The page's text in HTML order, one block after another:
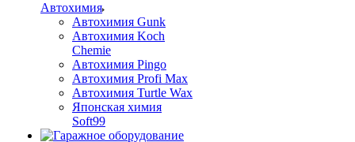
Автохимия
Автохимия Gunk
Автохимия Koch
Chemie
Автохимия Pingo
Автохимия Profi Max
Автохимия Turtle Wax
Японская химия
Soft99